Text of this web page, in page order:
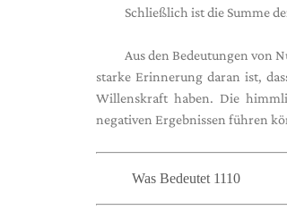
Schließlich ist die Summe
Aus den Bedeutungen von
starke Erinnerung daran ist,
Willenskraft haben. Die
negativen Ergebnissen führen
Was Bedeutet 1110